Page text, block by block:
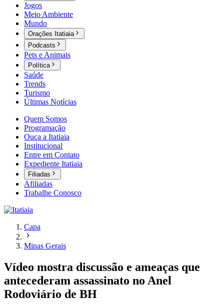
Jogos
Meio Ambiente
Mundo
Orações Itatiaia
Podcasts
Pets e Animais
Política
Saúde
Trends
Turismo
Últimas Notícias
Quem Somos
Programação
Ouça a Itatiaia
Institucional
Entre em Contato
Expediente Itatiaia
Filiadas
Afiliadas
Trabalhe Conosco
Capa
Minas Gerais
Vídeo mostra discussão e ameaças que
antecederam assassinato no Anel
Rodoviário de BH